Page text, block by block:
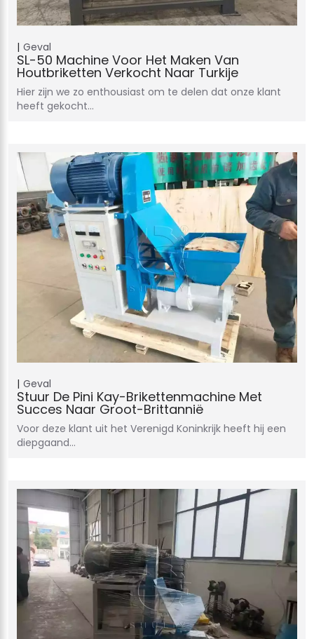
Geval
SL-50 Machine Voor Het Maken Van
Houtbriketten Verkocht Naar Turkije
Hier zijn we zo enthousiast om te delen dat onze klant
heeft gekocht…
Geval
Stuur De Pini Kay-Brikettenmachine Met
Succes Naar Groot-Brittannië
Voor deze klant uit het Verenigd Koninkrijk heeft hij een
diepgaand…